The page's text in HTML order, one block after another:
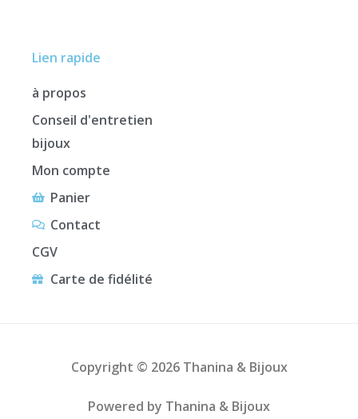
Lien rapide
à propos
Conseil d'entretien
bijoux
Mon compte
Panier
Contact
CGV
Carte de fidélité
Copyright © 2026 Thanina & Bijoux
Powered by Thanina & Bijoux